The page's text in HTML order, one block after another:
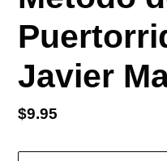
Javier
Precio
$9.95